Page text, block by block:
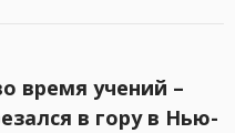
время учений –
в гору в Нью-